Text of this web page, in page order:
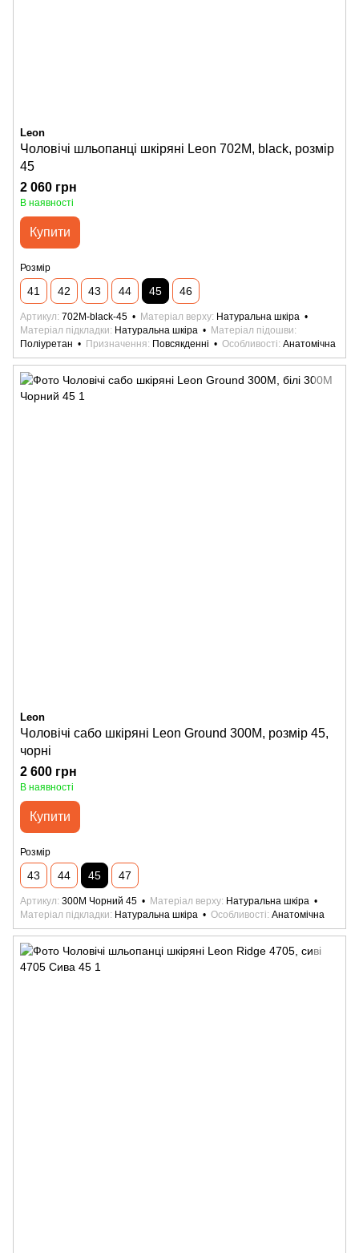
Leon
Чоловічі шльопанці шкіряні Leon 702M, black, розмір
45
2 060 грн
В наявності
Купити
Розмір
41 42 43 44 45 46
Артикул 702M-black-45 Матеріал верху Натуральна шкіра
Матеріал підкладки
Натуральна шкіра
Матеріал підошви
Поліуретан
Призначення Повсякденні Особливості Анатомічна
Leon
Чоловічі сабо шкіряні Leon Ground 300М, розмір 45,
чорні
2 600 грн
В наявності
Купити
Розмір
43 44 45 47
Артикул 300M Чорний 45 Матеріал верху Натуральна шкіра
Матеріал підкладки
Натуральна шкіра Особливості Анатомічна